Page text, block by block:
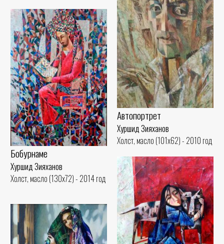
Автопортрет
Хуршид Зияханов
Холст, масло (101x62) - 2010 год
Бобурнаме
Хуршид Зияханов
Холст, масло (130x72) - 2014 год